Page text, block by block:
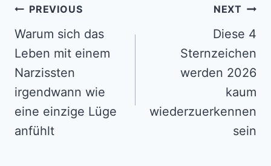
Post
navigation
PREVIOUS
Warum sich das
Leben mit einem
Narzissten
irgendwann wie
eine einzige Lüge
anfühlt
NEXT
Diese 4
Sternzeichen
werden 2026
kaum
wiederzuerkennen
sein